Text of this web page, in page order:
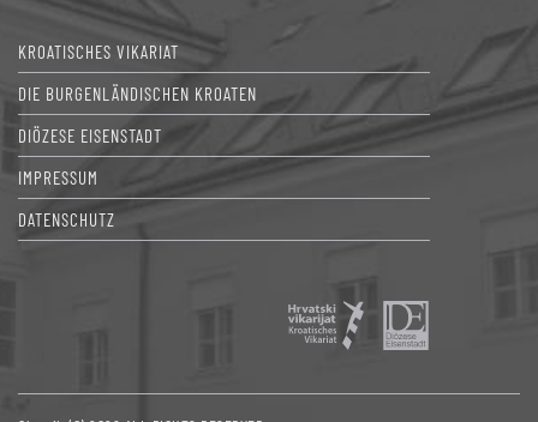
KROATISCHES VIKARIAT
DIE BURGENLÄNDISCHEN KROATEN
DIÖZESE EISENSTADT
IMPRESSUM
DATENSCHUTZ